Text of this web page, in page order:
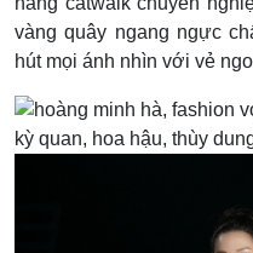
vàng quây ngang ngực
hút mọi ánh nhìn với vẻ